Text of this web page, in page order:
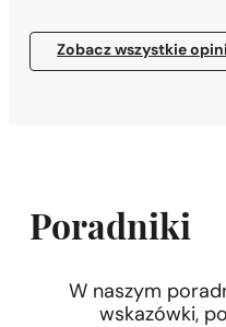
Zobacz wszystkie
Poradniki
W naszym
wskazówki,